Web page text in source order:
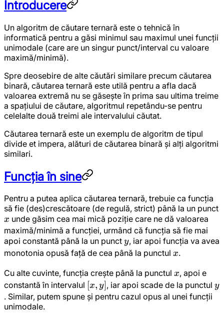
Introducere
Un algoritm de căutare ternară este o tehnică în
informatică pentru a găsi minimul sau maximul unei funcții
unimodale (care are un singur punct/interval cu valoare
maximă/minimă).
Spre deosebire de alte căutări similare precum căutarea
binară, căutarea ternară este utilă pentru a afla dacă
valoarea extremă nu se găsește în prima sau ultima treime
a spațiului de căutare, algoritmul repetându-se pentru
celelalte două treimi ale intervalului căutat.
Căutarea ternară este un exemplu de algoritm de tipul
divide et impera, alături de căutarea binară și alți algoritmi
similari.
Funcția în sine
Pentru a putea aplica căutarea ternară, trebuie ca funcția
să fie (des)crescătoare (de regulă, strict) până la un punct
x
x unde găsim cea mai mică poziție care ne dă valoarea
maximă/minimă a funcției, urmând că funcția să fie mai
apoi constantă până la un punct y
y, iar apoi funcția va avea
monotonia opusă față de cea până la punctul x
x.
Cu alte cuvinte, funcția crește până la punctul x
x, apoi e
constantă în intervalul [x,
y]
[x, y], iar apoi scade de la punctul y
y
. Similar, putem spune și pentru cazul opus al unei funcții
unimodale.